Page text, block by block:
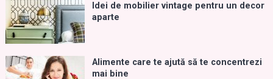
Idei de mobilier vintage pentru un decor
aparte
Alimente care te ajută să te concentrezi
mai bine